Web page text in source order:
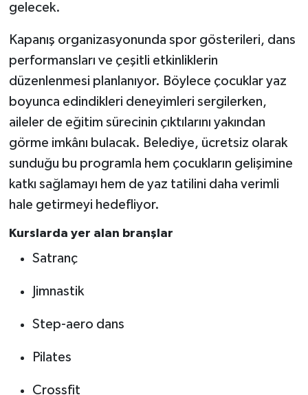
gelecek.
Kapanış organizasyonunda spor gösterileri, dans
performansları ve çeşitli etkinliklerin
düzenlenmesi planlanıyor. Böylece çocuklar yaz
boyunca edindikleri deneyimleri sergilerken,
aileler de eğitim sürecinin çıktılarını yakından
görme imkânı bulacak. Belediye, ücretsiz olarak
sunduğu bu programla hem çocukların gelişimine
katkı sağlamayı hem de yaz tatilini daha verimli
hale getirmeyi hedefliyor.
Kurslarda yer alan branşlar
Satranç
Jimnastik
Step-aero dans
Pilates
Crossfit